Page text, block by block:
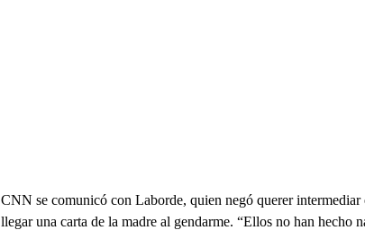
CNN se comunicó con Laborde, quien negó querer
llegar una carta de la madre al gendarme. “Ellos no han hecho